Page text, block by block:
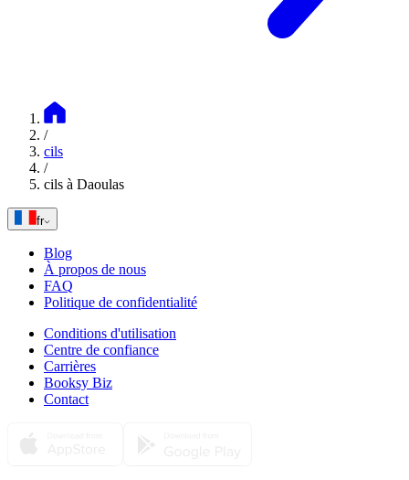
/
cils
/
cils à Daoulas
fr
Blog
À propos de nous
FAQ
Politique de confidentialité
Conditions d'utilisation
Centre de confiance
Carrières
Booksy Biz
Contact